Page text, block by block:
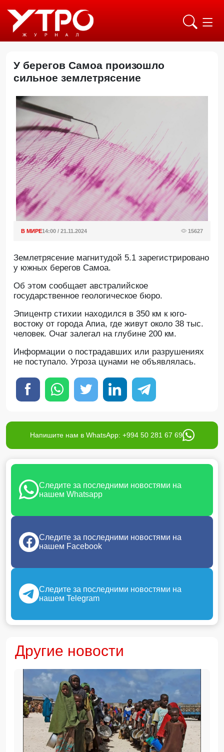
У берегов Самоа произошло
сильное землетрясение
В МИРЕ14:00 / 21.11.2024 15627
Землетрясение магнитудой 5.1 зарегистрировано
у южных берегов Самоа.
Об этом сообщает австралийское
государственное геологическое бюро.
Эпицентр стихии находился в 350 км к юго-
востоку от города Апиа, где живут около 38 тыс.
человек. Очаг залегал на глубине 200 км.
Информации о пострадавших или разрушениях
не поступало. Угроза цунами не объявлялась.
Напишите нам в WhatsApp: +994 50 281 67 69
Следите за последними новостями на
нашем Whatsapp
Следите за последними новостями на
нашем Facebook
Следите за последними новостями на
нашем Telegram
Другие новости